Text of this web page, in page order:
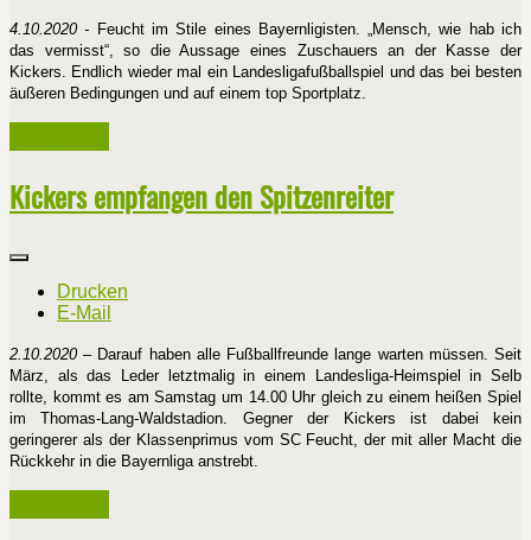
4.10.2020 - Feucht im Stile eines Bayernligisten. „Mensch, wie hab ich
das vermisst“, so die Aussage eines Zuschauers an der Kasse der
Kickers. Endlich wieder mal ein Landesligafußballspiel und das bei besten
äußeren Bedingungen und auf einem top Sportplatz.
Kickers empfangen den Spitzenreiter
Drucken
E-Mail
2.10.2020– Darauf haben alle Fußballfreunde lange warten müssen. Seit
März, als das Leder letztmalig in einem Landesliga-Heimspiel in Selb
rollte, kommt es am Samstag um 14.00 Uhr gleich zu einem heißen Spiel
im Thomas-Lang-Waldstadion. Gegner der Kickers ist dabei kein
geringerer als der Klassenprimus vom SC Feucht, der mit aller Macht die
Rückkehr in die Bayernliga anstrebt.